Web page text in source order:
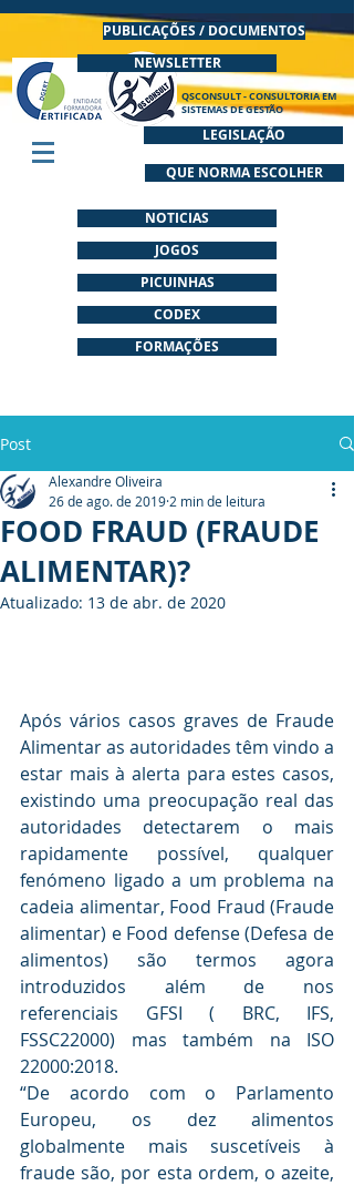
QSCONSULT - CONSULTORIA EM
SISTEMAS DE GESTÃO
LEGISLAÇÃO
QUE NORMA ESCOLHER
NOTICIAS
JOGOS
PICUINHAS
CODEX
FORMAÇÕES
PUBLICAÇÕES / DOCUMENTOS
NEWSLETTER
Post
FOOD FRAUD (FRAUDE
ALIMENTAR)?
Alexandre Oliveira
26 de ago. de 2019 2 min de leitura
Atualizado: 13 de abr. de 2020
Após vários casos graves de Fraude
Alimentar as autoridades têm vindo a
estar mais à alerta para estes casos,
existindo uma preocupação real das
autoridades detectarem o mais
rapidamente possível, qualquer
fenómeno ligado a um problema na
cadeia alimentar, Food Fraud (Fraude
alimentar) e Food defense (Defesa de
alimentos) são termos agora
introduzidos além de nos
referenciais GFSI ( BRC, IFS,
FSSC22000) mas também na ISO
22000:2018.
“De acordo com o Parlamento
Europeu, os dez alimentos
globalmente mais suscetíveis à
fraude são, por esta ordem, o azeite,